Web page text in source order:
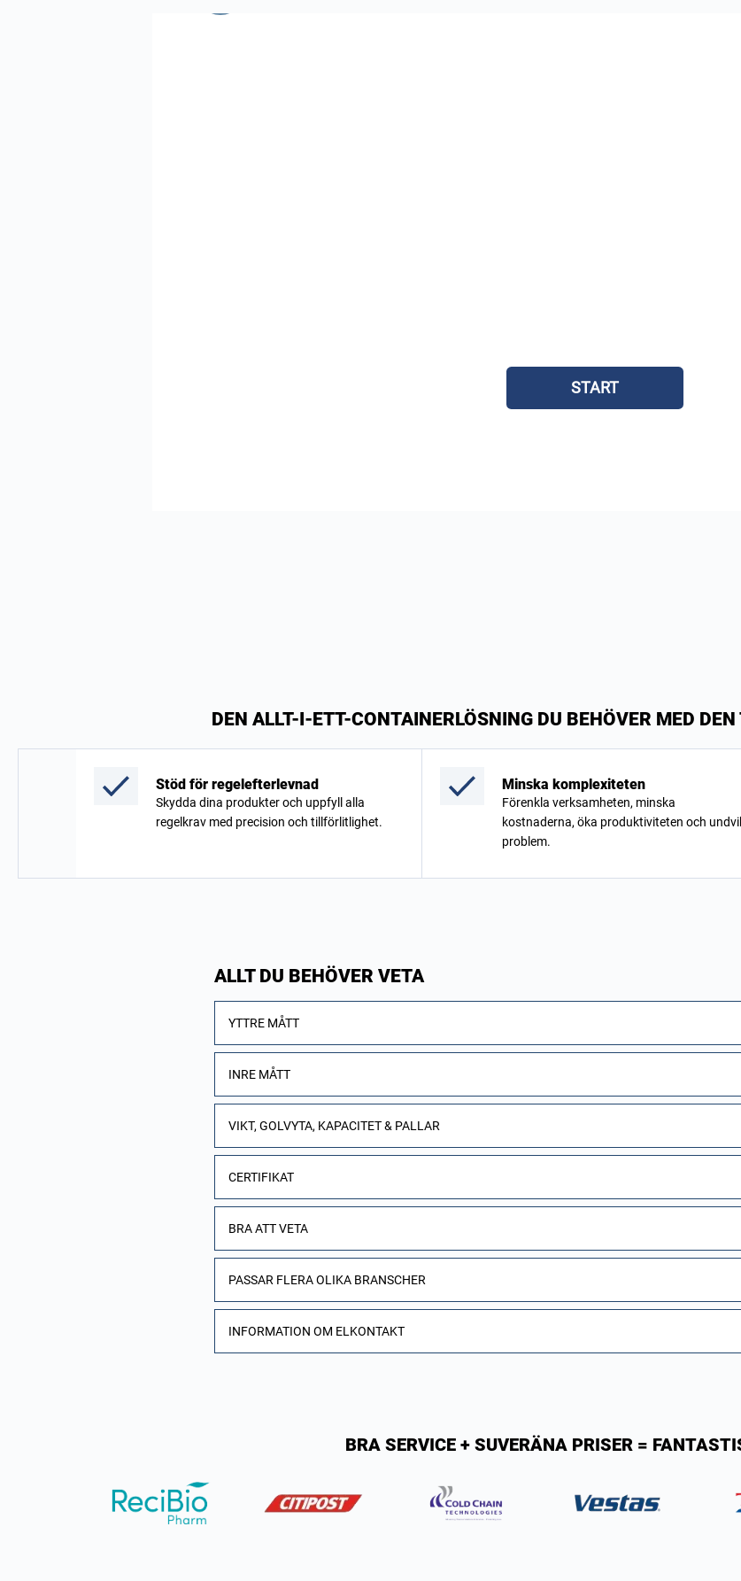
DEN ALLT-I-ETT-CONTAINERLÖSNING DU BEHÖVER MED
Stöd för regelefterlevnad
Skydda dina produkter och uppfyll alla
regelkrav med precision och tillförlitlighet.
Minska komplexiteten
Förenkla verksamheten, minska
kostnaderna, öka produktiviteten och
problem.
ALLT DU BEHÖVER VETA
YTTRE MÅTT
INRE MÅTT
VIKT, GOLVYTA, KAPACITET & PALLAR
CERTIFIKAT
BRA ATT VETA
PASSAR FLERA OLIKA BRANSCHER
INFORMATION OM ELKONTAKT
BRA SERVICE + SUVERÄNA PRISER =